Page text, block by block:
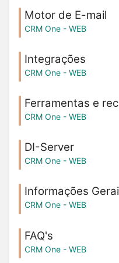
Motor de E-mail
CRM One - WEB
Integrações
CRM One - WEB
Ferramentas e
CRM One - WEB
DI-Server
CRM One - WEB
Informações
CRM One - WEB
FAQ's
CRM One - WEB